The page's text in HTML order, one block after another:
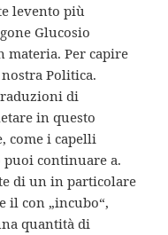
levento più
Glucosio
materia. Per capire
Politica.
di
in questo
come i capelli
continuare a.
di un in particolare
il con „incubo“,
quantità di